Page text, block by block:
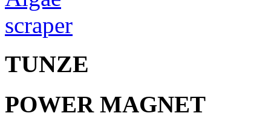
TUNZE
POWER MAGNET